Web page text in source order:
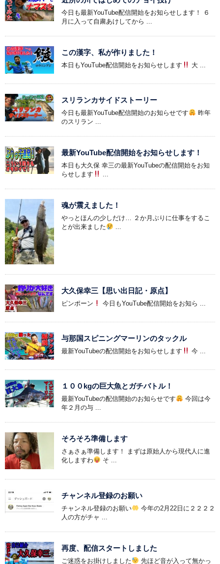
今日も最新YouTube配信開始をお知らせします！ ６
月に入って自粛あけしてから ...
この漢字、私が作りました！
本日もYouTube配信開始をお知らせします 大 ...
スリランカサイドストーリー
今日も最新YouTube配信開始のお知らせです
昨年
のスリラン ...
最新YouTube配信開始をお知らせします！
本日も大久保 幸三の最新YouTubeの配信開始をお知
らせします
魂が震えました！
やっとほんの少しだけ… ２か月ぶりに仕事をするこ
とが出来ました
大久保幸三【思い出日記・原点】
ピンポーン 今日もYouTube配信開始をお知ら ...
与那国スピニングマーリンのタックル
最新YouTubeの配信開始をお知らせします 今 ...
１００kgの巨大魚とガチバトル！
最新YouTubeの配信開始のお知らせです
今回は今
年２月の与 ...
そろそろ準備します
さぁさぁ準備します！ まずは原始人から現代人に進
化しますわ
そ ...
チャンネル登録のお願い
チャンネル登録のお願い
今年の2月22日に２２２２
人の方がチャ ...
再度、配信スタートしました
ご迷惑をお掛けしました
先ほど音が入って無かっ